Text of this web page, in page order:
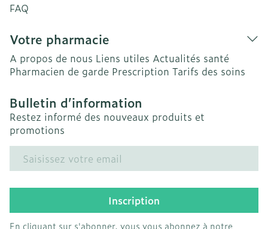
FAQ
Votre pharmacie
A propos de nous Liens utiles Actualités santé
Pharmacien de garde Prescription Tarifs des soins
Bulletin d’information
Restez informé des nouveaux produits et
promotions
Adresse mail
Inscription
En cliquant sur s'abonner, vous vous abonnez à notre